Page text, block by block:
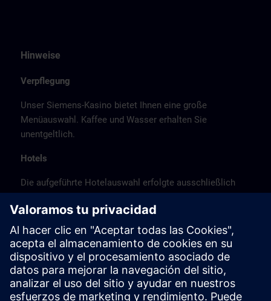
Hinweise
Verpflegung
Unser Siemens-Kasino bietet Ihnen eine große
Menüauswahl. Kaffee und Wasser erhalten Sie
unentgeltlich.
Hotels
Die aufgeführte Hotelauswahl erfolgte ausschließlich
der günstigen Verkehrsanbindung zum
Veranstaltungsort.
Es handelt sich hierbei nicht um Siemens-
Vertragshotels, daher können wir für die Qualität der
Hotels keine Gewähr übernehmen.
Stornierung